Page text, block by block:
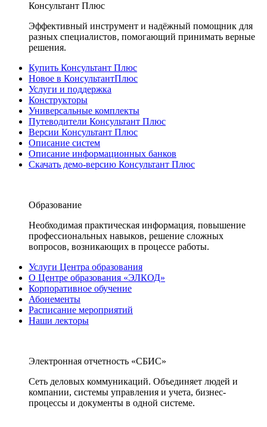
Консультант Плюс
Эффективный инструмент и надёжный помощник для
разных специалистов, помогающий принимать верные
решения.
Купить Консультант Плюс
Новое в КонсультантПлюс
Услуги и поддержка
Конструкторы
Универсальные комплекты
Путеводители Консультант Плюс
Версии Консультант Плюс
Описание систем
Описание информационных банков
Скачать демо-версию Консультант Плюс
Образование
Необходимая практическая информация, повышение
профессиональных навыков, решение сложных
вопросов, возникающих в процессе работы.
Услуги Центра образования
О Центре образования «ЭЛКОД»
Корпоративное обучение
Абонементы
Расписание мероприятий
Наши лекторы
Электронная отчетность «СБИС»
Сеть деловых коммуникаций. Объединяет людей и
компании, системы управления и учета, бизнес-
процессы и документы в одной системе.